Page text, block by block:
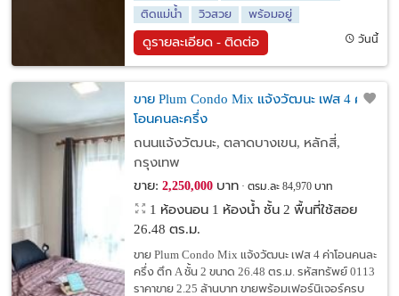
ติดแม่น้ำ วิวสวย พร้อมอยู่
ดูรายละเอียด - ติดต่อ วันนี้
ขาย Plum Condo Mix แจ้งวัฒนะ เฟส 4 ค่า
โอนคนละครึ่ง
ถนนแจ้งวัฒนะ, ตลาดบางเขน, หลักสี่,
กรุงเทพ
ขาย: 2,250,000บาท ตรม.ละ 84,970 บาท
1 ห้องนอน 1 ห้องน้ำ ชั้น 2 พื้นที่ใช้สอย
26.48 ตร.ม.
ขาย Plum Condo Mix แจ้งวัฒนะ เฟส 4 ค่าโอนคนละ
ครึ่ง ตึก A ชั้น 2 ขนาด 26.48 ตร.ม. รหัสทรัพย์ 0113
ราคาขาย 2.25 ล้านบาท ขายพร้อมเฟอร์นิเจอร์ครบ